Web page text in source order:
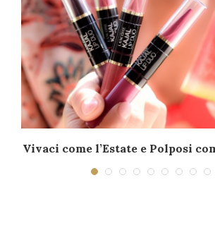
Vivaci come l’Estate e Polposi